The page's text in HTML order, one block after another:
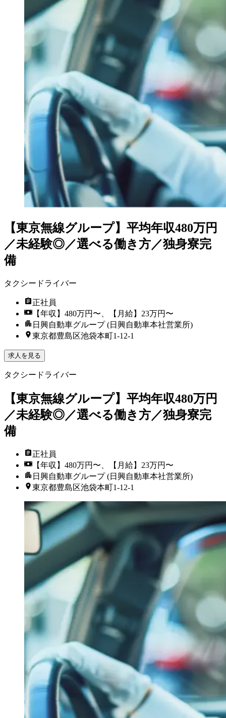
【東京無線グループ】平均年収480万円
／未経験◎／選べる働き方／独身寮完
備
タクシードライバー
正社員
【年収】480万円〜、【月給】23万円〜
日興自動車グループ (日興自動車本社営業所)
東京都豊島区池袋本町1-12-1
求人を見る
タクシードライバー
【東京無線グループ】平均年収480万円
／未経験◎／選べる働き方／独身寮完
備
正社員
【年収】480万円〜、【月給】23万円〜
日興自動車グループ (日興自動車本社営業所)
東京都豊島区池袋本町1-12-1